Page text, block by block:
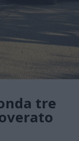
tre